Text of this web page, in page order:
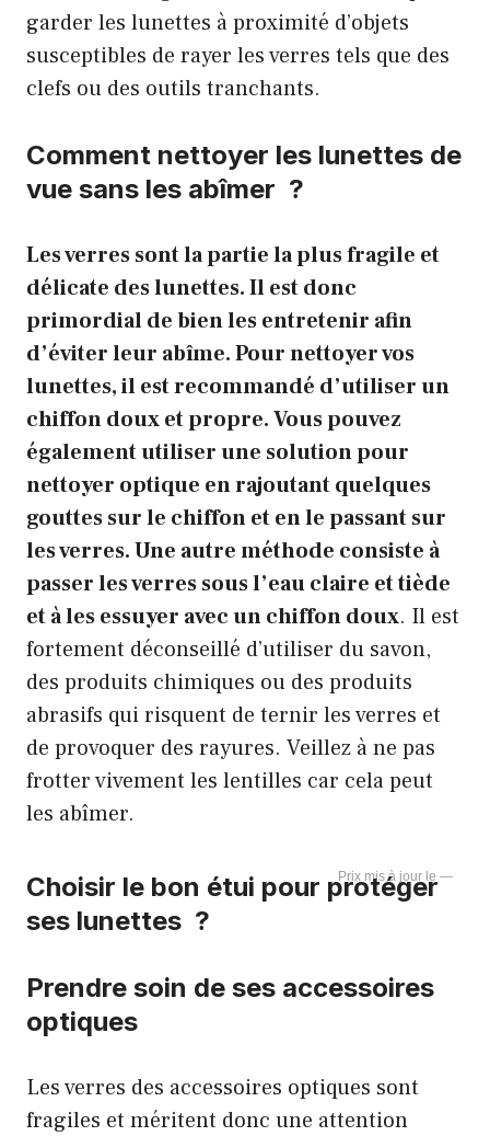
garder les lunettes à proximité d’objets
susceptibles de rayer les verres tels que des
clefs ou des outils tranchants.
Comment nettoyer les lunettes de
vue sans les abîmer ?
Les verres sont la partie la plus fragile et
délicate des lunettes. Il est donc
primordial de bien les entretenir afin
d’éviter leur abîme. Pour nettoyer vos
lunettes, il est recommandé d’utiliser un
chiffon doux et propre. Vous pouvez
également utiliser une solution pour
nettoyer optique en rajoutant quelques
gouttes sur le chiffon et en le passant sur
les verres. Une autre méthode consiste à
passer les verres sous l’eau claire et tiède
et à les essuyer avec un chiffon doux. Il est
fortement déconseillé d’utiliser du savon,
des produits chimiques ou des produits
abrasifs qui risquent de ternir les verres et
de provoquer des rayures. Veillez à ne pas
frotter vivement les lentilles car cela peut
les abîmer.
—
Choisir le bon étui pour protéger
ses lunettes ?
Prendre soin de ses accessoires
optiques
Les verres des accessoires optiques sont
fragiles et méritent donc une attention